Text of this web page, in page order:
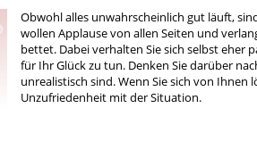
Obwohl alles unwahrscheinlich gut läuft,
wollen Applause von allen Seiten und
bettet. Dabei verhalten Sie sich selbst eher
für Ihr Glück zu tun. Denken Sie darüber
unrealistisch sind. Wenn Sie sich von
Unzufriedenheit mit der Situation.